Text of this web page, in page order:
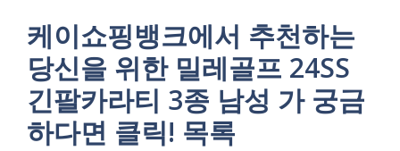
케이쇼핑뱅크에서 추천하는
당신을 위한 밀레골프 24SS
긴팔카라티 3종 남성 가 궁금
하다면 클릭! 목록